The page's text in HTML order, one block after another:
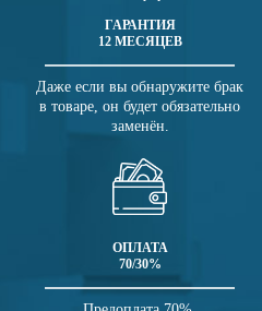
ГАРАНТИЯ
12 МЕСЯЦЕВ
Даже если вы обнаружите брак
в товаре, он будет обязательно
заменён.
ОПЛАТА
70/30%